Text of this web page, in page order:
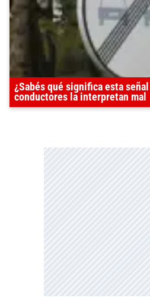
¿Sabés qué significa esta
conductores la interpretan mal